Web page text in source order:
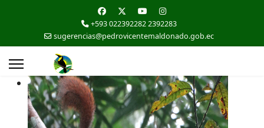
+593 022392282 2392283
sugerencias@pedrovicentemaldonado.gob.ec